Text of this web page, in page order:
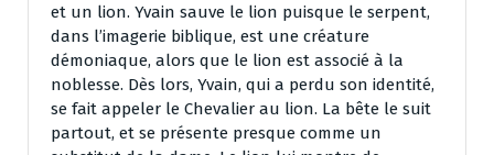
et un lion. Yvain sauve le lion puisque le serpent,
dans l’imagerie biblique, est une créature
démoniaque, alors que le lion est associé à la
noblesse. Dès lors, Yvain, qui a perdu son identité,
se fait appeler le Chevalier au lion. La bête le suit
partout, et se présente presque comme un